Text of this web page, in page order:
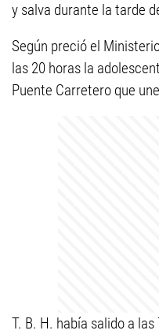
y salva durante la tarde
Según preció el
las 20 horas la
Puente Carretero que
T. B. H. había salido a